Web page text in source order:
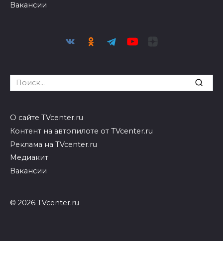
Вакансии
Search
for:
О сайте TVcenter.ru
Контент на автопилоте от TVcenter.ru
Реклама на TVcenter.ru
Медиакит
Вакансии
© 2026 TVcenter.ru